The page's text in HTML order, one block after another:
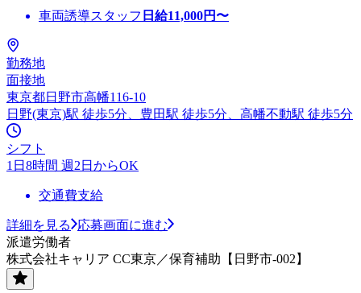
車両誘導スタッフ 日給11,000円〜
勤務地
面接地
東京都日野市高幡116-10
日野(東京)駅 徒歩5分、豊田駅 徒歩5分、高幡不動駅 徒歩5分
シフト
1日8時間 週2日からOK
交通費支給
詳細を見る
応募画面に進む
派遣労働者
株式会社キャリア CC東京／保育補助【日野市-002】